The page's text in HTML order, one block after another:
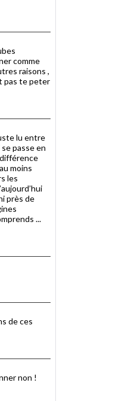
comme
raisons ,
pas te peter
lu entre
passe en
moins
les
près de
...
de ces
non !